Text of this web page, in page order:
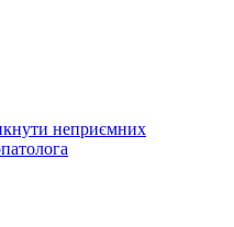
неприємних